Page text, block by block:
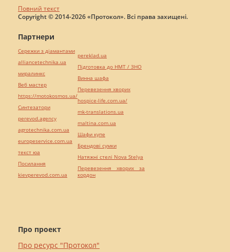
Повний текст
Copyright © 2014-2026 «Протокол». Всі права захищені.
Про проект
Про ресурс "Протокол"
Партнери
Сережки з діамантами
alliancetechnika.ua
миралинкс
Веб мастер
https://motokosmos.ua/
Синтезатори
perevod.agency
agrotechnika.com.ua
europeservice.com.ua
текст юа
Посилання
kievperevod.com.ua
pereklad.ua
Підготовка до НМТ / ЗНО
Винна шафа
Перевезення хворих
hospice-life.com.ua/
mk-translations.ua
maltina.com.ua
Шафи купе
Брендові сумки
Натяжні стелі Nova Stelya
Перевезення хворих за
кордон